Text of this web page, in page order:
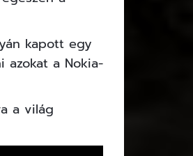
kapott egy
azokat a Nokia-
a világ